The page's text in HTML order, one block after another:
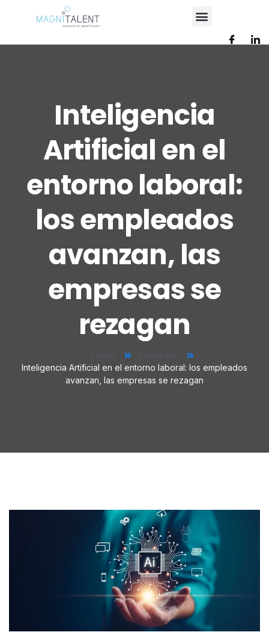
Inteligencia
Artificial en el
entorno laboral:
los empleados
avanzan, las
empresas se
rezagan
Home
Empresas
Inteligencia Artificial en el entorno laboral: los empleados
avanzan, las empresas se rezagan